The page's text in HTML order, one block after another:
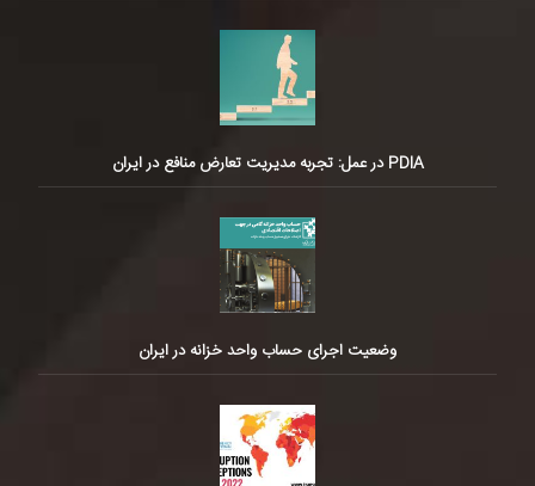
PDIA در عمل: تجربه مدیریت تعارض منافع در ایران
وضعیت اجرای حساب واحد خزانه در ایران